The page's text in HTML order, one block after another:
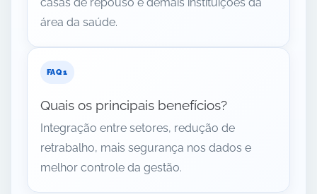
área da saúde.
Quais os principais benefícios?
Integração entre setores, redução de
retrabalho, mais segurança nos dados e
melhor controle da gestão.